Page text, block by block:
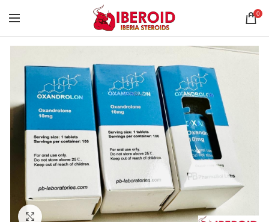
0
Click to enlarge